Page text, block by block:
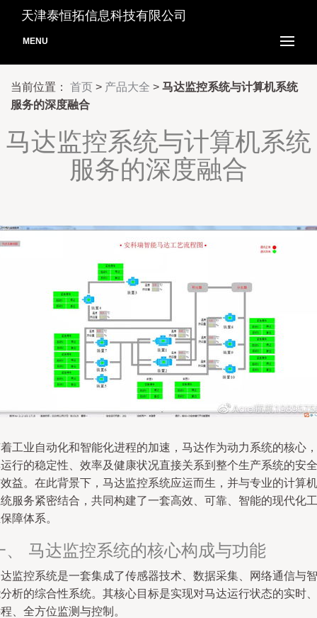
天津泰恒拓信息科技有限公司
MENU
当前位置： 首页 > 产品大全 > 马达监控系统与计算机系统
服务的深度融合
马达监控系统与计算机系统
服务的深度融合
工业自动化和智能化进程的加速，马达作为动力系统的核心，
行的稳定性、效率及健康状况直接关系到整个生产系统的安全
益。在此背景下，马达监控系统应运而生，并与专业的计算机
服务紧密结合，共同构建了一套高效、可靠、智能的现代化工
障体系。
、 马达监控系统的核心构成与功能
监控系统是一套集成了传感器技术、数据采集、网络通信与智
析的综合性系统。其核心目标是实现对马达运行状态的实时、
、全方位监测与控制。